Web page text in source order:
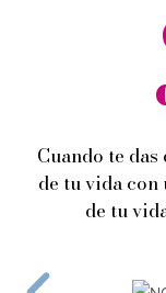
Cuando te
de tu vida con
de tu